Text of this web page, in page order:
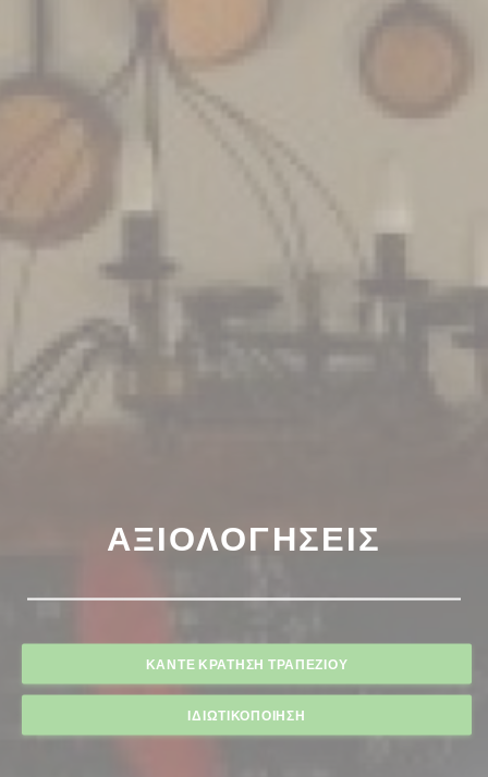
ΑΞΙΟΛΟΓΉΣΕΙΣ
ΚΆΝΤΕ ΚΡΆΤΗΣΗ ΤΡΑΠΕΖΙΟΎ
ΙΔΙΩΤΙΚΟΠΟΊΗΣΗ